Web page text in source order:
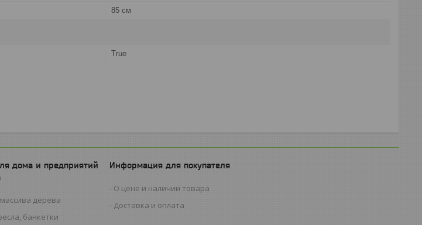
85 см
True
дома и предприятий
дерева
банкетки
Информация для покупателя
О цене и наличии товара
Доставка и оплата